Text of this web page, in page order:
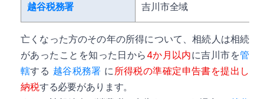
越谷税務署 吉川市全域
亡くなった方のその年の所得について、相続人は相続
があったことを知った日から 4か月以内に吉川市を管
轄する 越谷税務署 に所得税の準確定申告書を提出し
納税する必要があります。